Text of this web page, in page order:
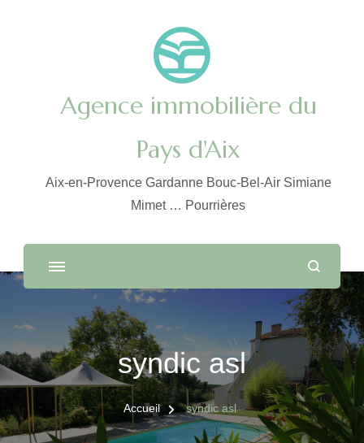
Agence immobilière du
Pays d'Aix
Aix-en-Provence Gardanne Bouc-Bel-Air Simiane
Mimet … Pourrières
syndic asl
Accueil syndic asl